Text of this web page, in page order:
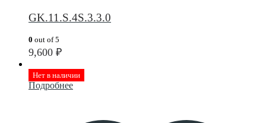
GK.11.S.4S.3.3.0
0 out of 5
9,600 ₽
Нет в наличии
Подробнее